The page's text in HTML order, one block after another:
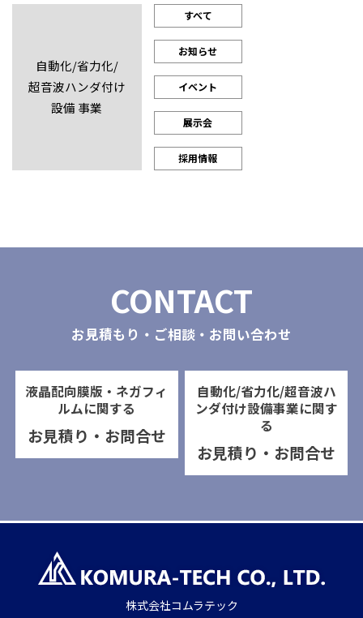
自動化/省力化/
超音波ハンダ付け
設備 事業
すべて
お知らせ
イベント
展示会
採用情報
CONTACT
お見積もり・ご相談・お問い合わせ
液晶配向膜版・ネガフィ
ルムに関する
お見積り・お問合せ
自動化/省力化/超音波ハ
ンダ付け設備事業に関す
る
お見積り・お問合せ
株式会社コムラテック